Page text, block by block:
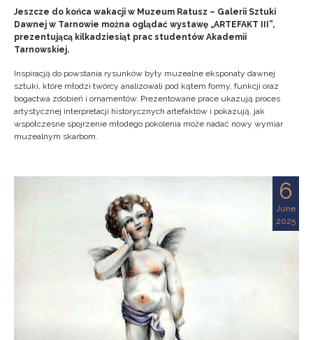
Jeszcze do końca wakacji w Muzeum Ratusz – Galerii Sztuki
Dawnej w Tarnowie można oglądać wystawę „ARTEFAKT III”,
prezentującą kilkadziesiąt prac studentów Akademii
Tarnowskiej.
Inspiracją do powstania rysunków były muzealne eksponaty dawnej
sztuki, które młodzi twórcy analizowali pod kątem formy, funkcji oraz
bogactwa zdobień i ornamentów. Prezentowane prace ukazują proces
artystycznej interpretacji historycznych artefaktów i pokazują, jak
współczesne spojrzenie młodego pokolenia może nadać nowy wymiar
muzealnym skarbom.
6
June
2025